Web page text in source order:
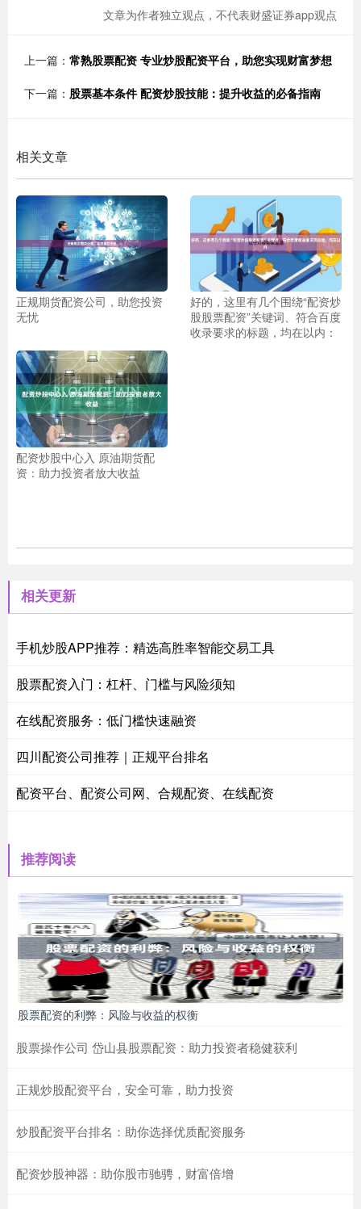
文章为作者独立观点，不代表财盛证券app观点
上一篇： 常熟股票配资 专业炒股配资平台，助您实现财富梦想
下一篇： 股票基本条件 配资炒股技能：提升收益的必备指南
相关文章
正规期货配资公司，助您投资
无忧
好的，这里有几个围绕“配资炒
股股票配资”关键词、符合百度
收录要求的标题，均在以内：
配资炒股中心入 原油期货配
资：助力投资者放大收益
相关更新
手机炒股APP推荐：精选高胜率智能交易工具
股票配资入门：杠杆、门槛与风险须知
在线配资服务：低门槛快速融资
四川配资公司推荐｜正规平台排名
配资平台、配资公司网、合规配资、在线配资
推荐阅读
股票配资的利弊：风险与收益的权衡
股票操作公司 岱山县股票配资：助力投资者稳健获利
正规炒股配资平台，安全可靠，助力投资
炒股配资平台排名：助你选择优质配资服务
配资炒股神器：助你股市驰骋，财富倍增